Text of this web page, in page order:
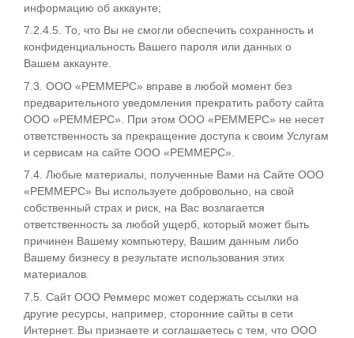
информацию об аккаунте;
7.2.4.5. То, что Вы не смогли обеспечить сохранность и
конфиденциальность Вашего пароля или данных о
Вашем аккаунте.
7.3. ООО «РЕММЕРС» вправе в любой момент без
предварительного уведомления прекратить работу сайта
ООО «РЕММЕРС». При этом ООО «РЕММЕРС» не несет
ответственность за прекращение доступа к своим Услугам
и сервисам на сайте ООО «РЕММЕРС».
7.4. Любые материалы, полученные Вами на Сайте ООО
«РЕММЕРС» Вы используете добровольно, на свой
собственный страх и риск, на Вас возлагается
ответственность за любой ущерб, который может быть
причинен Вашему компьютеру, Вашим данным либо
Вашему бизнесу в результате использования этих
материалов.
7.5. Сайт ООО Реммерс может содержать ссылки на
другие ресурсы, например, сторонние сайты в сети
Интернет. Вы признаете и соглашаетесь с тем, что ООО